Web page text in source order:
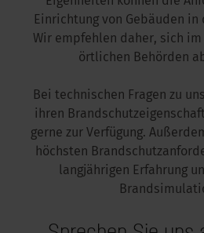
Einrichtung von Gebäuden
Wir empfehlen daher, sich
örtlichen Behörden
Bei technischen Fragen zu
ihren
gerne zur Verfügung.
höchsten
langjährigen Erfahrung